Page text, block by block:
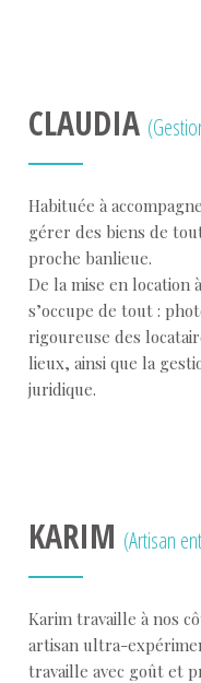
CLAUDIA
Habituée à
gérer des biens de
proche banlieue.
De la mise en location
s’occupe de tout :
rigoureuse des
lieux, ainsi que la
juridique.
KARIM (Artisan
Karim travaille à nos
artisan ultra-
travaille avec goût et